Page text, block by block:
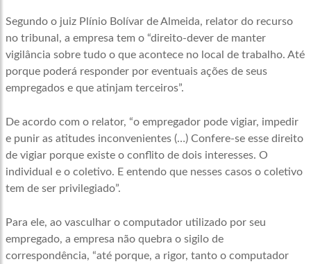
Segundo o juiz Plínio Bolívar de Almeida, relator do recurso
no tribunal, a empresa tem o “direito-dever de manter
vigilância sobre tudo o que acontece no local de trabalho. Até
porque poderá responder por eventuais ações de seus
empregados e que atinjam terceiros”.
De acordo com o relator, “o empregador pode vigiar, impedir
e punir as atitudes inconvenientes (…) Confere-se esse direito
de vigiar porque existe o conflito de dois interesses. O
individual e o coletivo. E entendo que nesses casos o coletivo
tem de ser privilegiado”.
Para ele, ao vasculhar o computador utilizado por seu
empregado, a empresa não quebra o sigilo de
correspondência, “até porque, a rigor, tanto o computador